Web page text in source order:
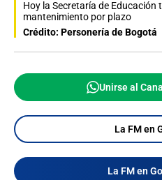
Hoy la Secretaría de
mantenimiento por plazo
Crédito: Personería de Bogotá
Unirse al
La FM en
La FM en